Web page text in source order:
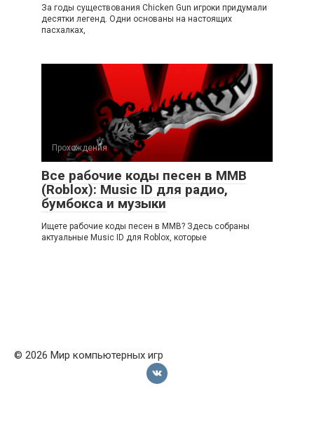
За годы существования Chicken Gun игроки придумали
десятки легенд. Одни основаны на настоящих
пасхалках,
Прохождения
Все рабочие коды песен в ММВ
(Roblox): Music ID для радио,
бумбокса и музыки
Ищете рабочие коды песен в ММВ? Здесь собраны
актуальные Music ID для Roblox, которые
© 2026 Мир компьютерных игр